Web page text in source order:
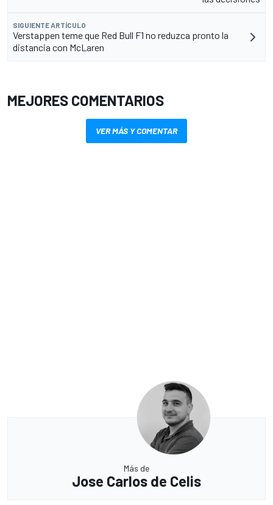
SIGUIENTE ARTÍCULO
Verstappen teme que Red Bull F1 no reduzca pronto la
distancia con McLaren
MEJORES COMENTARIOS
VER MÁS Y COMENTAR
Más de
Jose Carlos de Celis